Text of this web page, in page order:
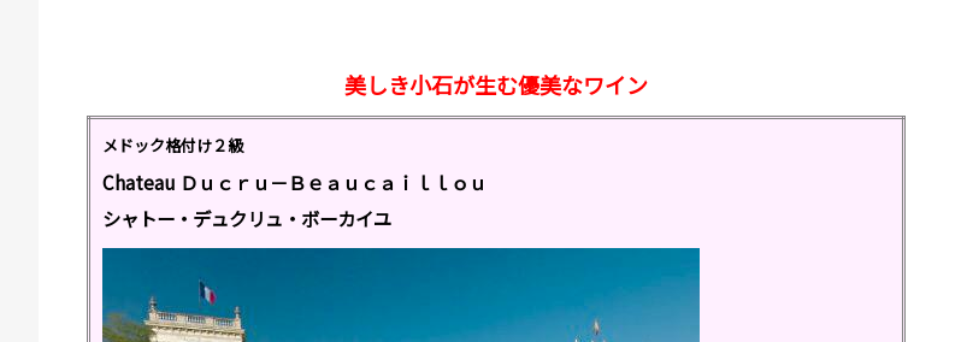
美しき小石が生む優美なワイン
メドック格付け２級
Chateau Ｄｕｃｒｕ－Ｂｅａｕｃａｉｌｌｏｕ
シャトー・デュクリュ・ボーカイユ